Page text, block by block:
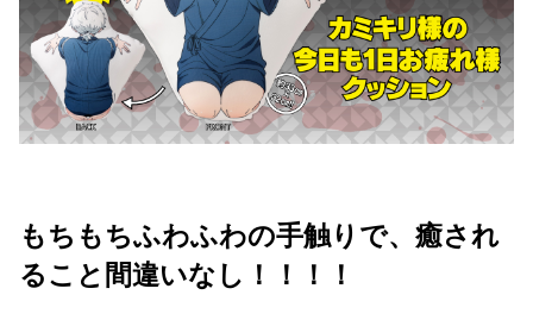
もちもちふわふわの手触りで、癒され
ること間違いなし！！！！